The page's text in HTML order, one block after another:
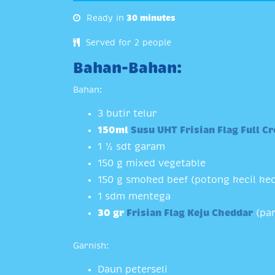
Ready in 30 minutes
Served for 2 people
Bahan-Bahan:
Bahan:
3 butir telur
150ml Susu UHT Frisian Flag Full
1 ½ sdt garam
150 g mixed vegetable
150 g smoked beef (potong kecil
1 sdm mentega
30 gr Frisian Flag Keju Cheddar
Garnish:
Daun peterseli